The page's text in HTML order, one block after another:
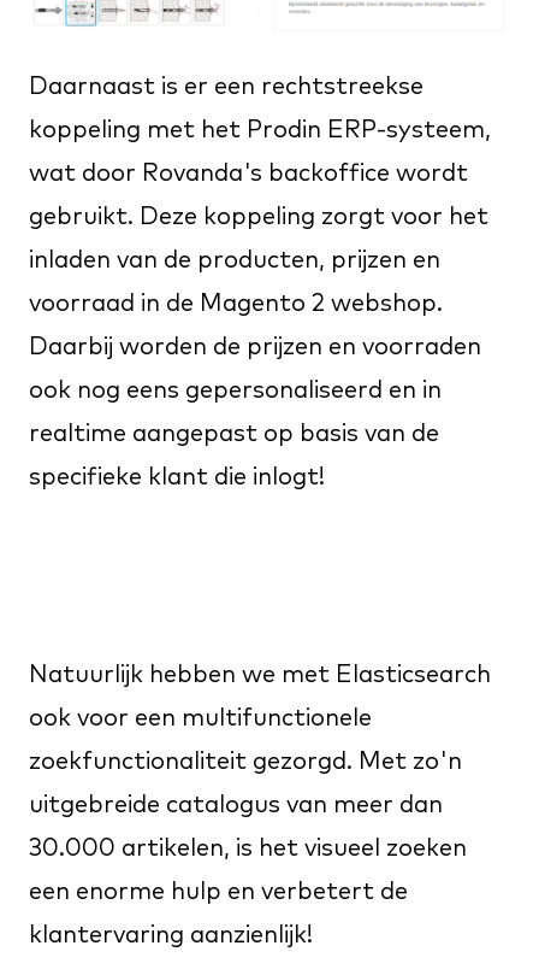
Daarnaast is er een rechtstreekse
koppeling met het Prodin ERP-systeem,
wat door Rovanda's backoffice wordt
gebruikt. Deze koppeling zorgt voor het
inladen van de producten, prijzen en
voorraad in de Magento 2 webshop.
Daarbij worden de prijzen en voorraden
ook nog eens gepersonaliseerd en in
realtime aangepast op basis van de
specifieke klant die inlogt!
Natuurlijk hebben we met Elasticsearch
ook voor een multifunctionele
zoekfunctionaliteit gezorgd. Met zo'n
uitgebreide catalogus van meer dan
30.000 artikelen, is het visueel zoeken
een enorme hulp en verbetert de
klantervaring aanzienlijk!